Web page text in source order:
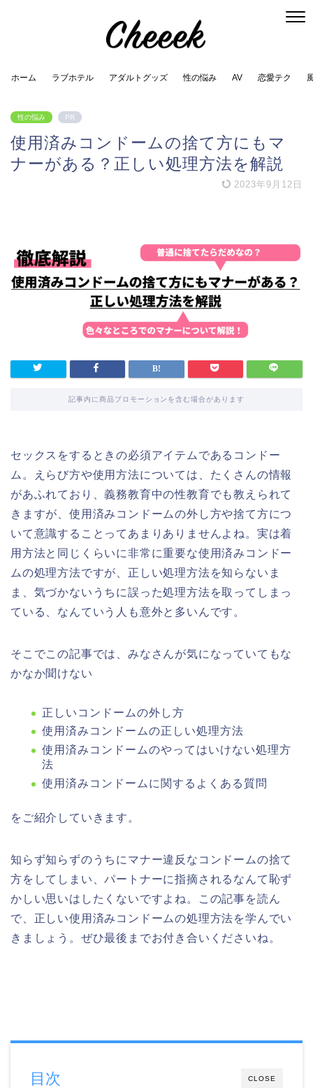
ホーム ラブホテル アダルトグッズ 性の悩み AV 恋愛テク
性の悩み PR
使用済みコンドームの捨て方にもマ
ナーがある？正しい処理方法を解説
2023年9月12日
記事内に商品プロモーションを含む場合があります
セックスをするときの必須アイテムであるコンドー
ム。えらび方や使用方法については、たくさんの情報
があふれており、義務教育中の性教育でも教えられて
きますが、使用済みコンドームの外し方や捨て方につ
いて意識することってあまりありませんよね。実は着
用方法と同じくらいに非常に重要な使用済みコンドー
ムの処理方法ですが、正しい処理方法を知らないま
ま、気づかないうちに誤った処理方法を取ってしまっ
ている、なんていう人も意外と多いんです。
そこでこの記事では、みなさんが気になっていてもな
かなか聞けない
正しいコンドームの外し方
使用済みコンドームの正しい処理方法
使用済みコンドームのやってはいけない処理方
法
使用済みコンドームに関するよくある質問
をご紹介していきます。
知らず知らずのうちにマナー違反なコンドームの捨て
方をしてしまい、パートナーに指摘されるなんて恥ず
かしい思いはしたくないですよね。この記事を読ん
で、正しい使用済みコンドームの処理方法を学んでい
きましょう。ぜひ最後までお付き合いくださいね。
CLOSE
目次